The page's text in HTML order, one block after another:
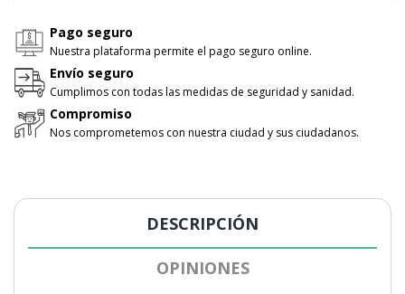
Pago seguro
Nuestra plataforma permite el pago seguro online.
Envío seguro
Cumplimos con todas las medidas de seguridad y sanidad.
Compromiso
Nos comprometemos con nuestra ciudad y sus ciudadanos.
DESCRIPCIÓN
OPINIONES